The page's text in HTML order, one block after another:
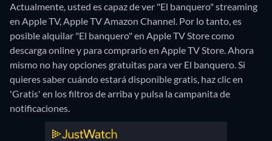
Actualmente, usted es capaz de ver "El banquero" streaming
en Apple TV, Apple TV Amazon Channel. Por lo tanto, es
posible alquilar "El banquero" en Apple TV Store como
descarga online y para comprarlo en Apple TV Store.Ahora
mismo no hay opciones gratuitas para ver El banquero. Si
quieres saber cuándo estará disponible gratis, haz clic en
'Gratis' en los filtros de arriba y pulsa la campanita de
notificaciones.